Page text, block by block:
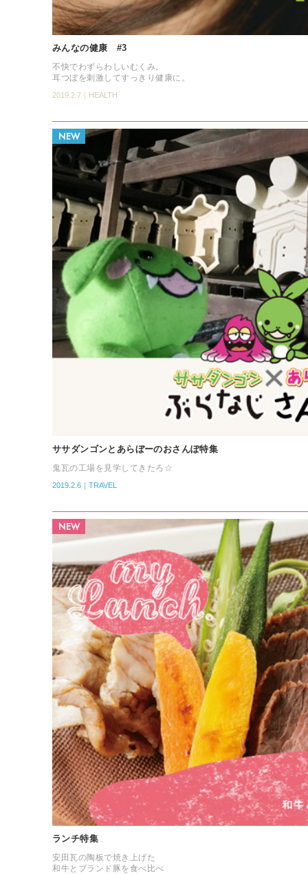
みんなの健康 #3
不快でわずらわしいむくみ。
耳つぼを刺激してすっきり健康に。
2019.2.7｜HEALTH
ササダンゴンとあらぼーのおさんぽ特集
鬼瓦の工場を見学してきたろ☆
2019.2.6｜TRAVEL
ランチ特集
安田瓦の陶板で焼き上げた
和牛とブランド豚を食べ比べ